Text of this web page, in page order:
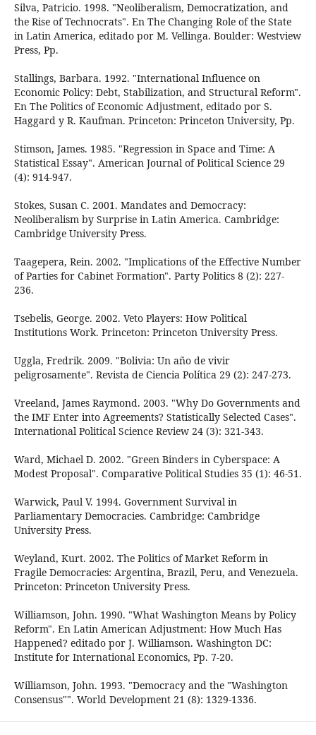
Silva, Patricio. 1998. "Neoliberalism, Democratization, and
the Rise of Technocrats". En The Changing Role of the State
in Latin America, editado por M. Vellinga. Boulder: Westview
Press, Pp.
Stallings, Barbara. 1992. "International Influence on
Economic Policy: Debt, Stabilization, and Structural Reform".
En The Politics of Economic Adjustment, editado por S.
Haggard y R. Kaufman. Princeton: Princeton University, Pp.
Stimson, James. 1985. "Regression in Space and Time: A
Statistical Essay". American Journal of Political Science 29
(4): 914-947.
Stokes, Susan C. 2001. Mandates and Democracy:
Neoliberalism by Surprise in Latin America. Cambridge:
Cambridge University Press.
Taagepera, Rein. 2002. "Implications of the Effective Number
of Parties for Cabinet Formation". Party Politics 8 (2): 227-
236.
Tsebelis, George. 2002. Veto Players: How Political
Institutions Work. Princeton: Princeton University Press.
Uggla, Fredrik. 2009. "Bolivia: Un año de vivir
peligrosamente". Revista de Ciencia Política 29 (2): 247-273.
Vreeland, James Raymond. 2003. "Why Do Governments and
the IMF Enter into Agreements? Statistically Selected Cases".
International Political Science Review 24 (3): 321-343.
Ward, Michael D. 2002. "Green Binders in Cyberspace: A
Modest Proposal". Comparative Political Studies 35 (1): 46-51.
Warwick, Paul V. 1994. Government Survival in
Parliamentary Democracies. Cambridge: Cambridge
University Press.
Weyland, Kurt. 2002. The Politics of Market Reform in
Fragile Democracies: Argentina, Brazil, Peru, and Venezuela.
Princeton: Princeton University Press.
Williamson, John. 1990. "What Washington Means by Policy
Reform". En Latin American Adjustment: How Much Has
Happened? editado por J. Williamson. Washington DC:
Institute for International Economics, Pp. 7-20.
Williamson, John. 1993. "Democracy and the "Washington
Consensus"". World Development 21 (8): 1329-1336.